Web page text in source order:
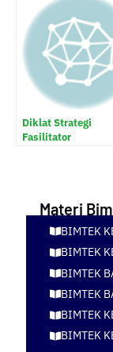
Diklat Strategi
Fasilitator
Materi
BIMTEK
BIMTEK
BIMTEK
BIMTEK
BIMTEK
BIMTEK